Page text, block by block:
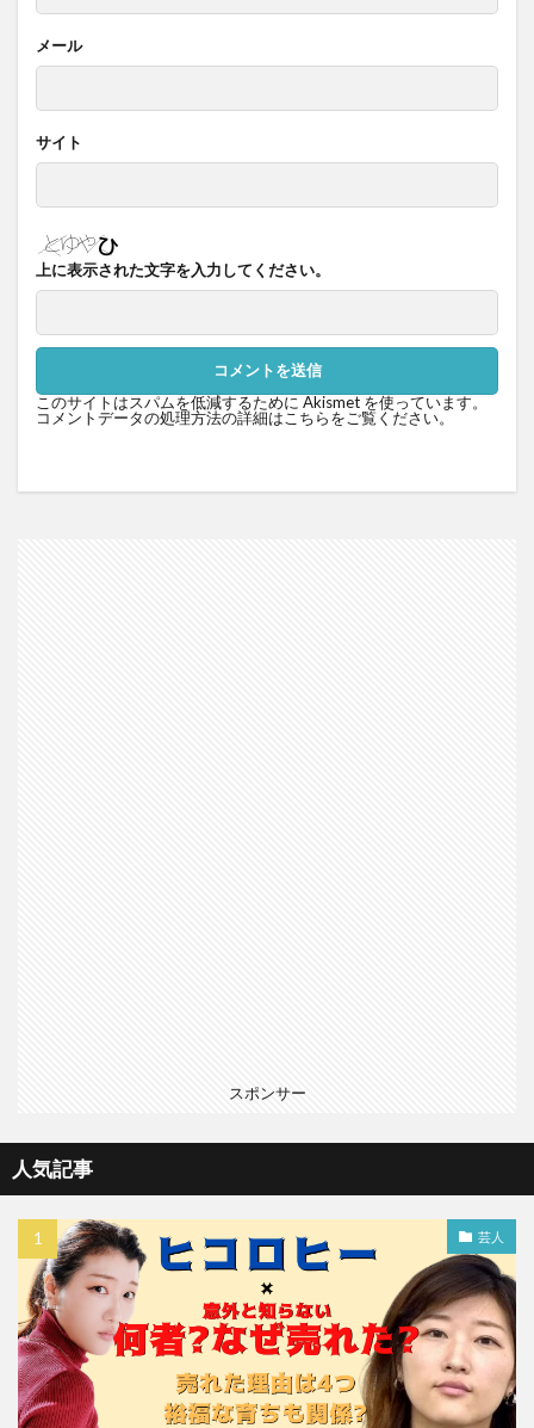
メール
サイト
上に表示された文字を入力してください。
このサイトはスパムを低減するために Akismet を使っています。
コメントデータの処理方法の詳細はこちらをご覧ください。
スポンサー
人気記事
芸人